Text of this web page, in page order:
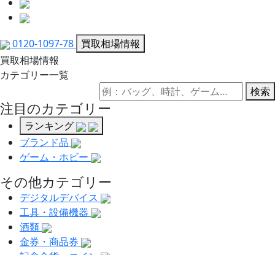
0120-1097-78 買取相場情報
買取相場情報
カテゴリー一覧
検索
注目のカテゴリー
ランキング
ブランド品
ゲーム・ホビー
その他カテゴリー
デジタルデバイス
工具・設備機器
酒類
金券・商品券